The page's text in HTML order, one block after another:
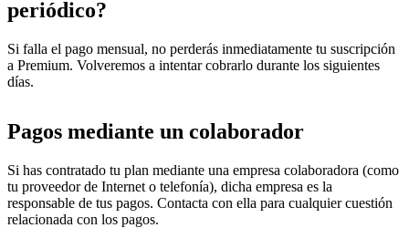
periódico?
Si falla el pago mensual, no perderás inmediatamente tu suscripción
a Premium. Volveremos a intentar cobrarlo durante los siguientes
días.
Pagos mediante un colaborador
Si has contratado tu plan mediante una empresa colaboradora (como
tu proveedor de Internet o telefonía), dicha empresa es la
responsable de tus pagos. Contacta con ella para cualquier cuestión
relacionada con los pagos.